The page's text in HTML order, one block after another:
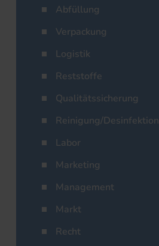
Abfüllung
Verpackung
Logistik
Reststoffe
Qualitätssicherung
Reinigung/Desinfektion
Labor
Marketing
Management
Markt
Recht